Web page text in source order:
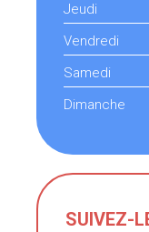
Jeudi
Vendredi
Samedi
Dimanche
SUIVEZ-